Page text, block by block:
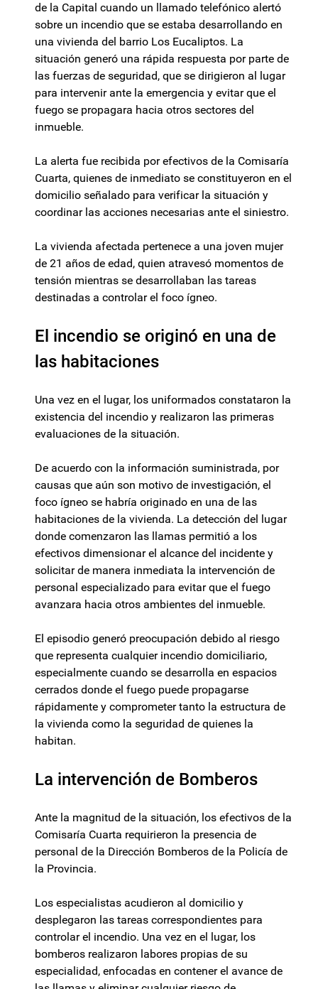
de la Capital cuando un llamado telefónico alertó
sobre un incendio que se estaba desarrollando en
una vivienda del barrio Los Eucaliptos. La
situación generó una rápida respuesta por parte de
las fuerzas de seguridad, que se dirigieron al lugar
para intervenir ante la emergencia y evitar que el
fuego se propagara hacia otros sectores del
inmueble.
La alerta fue recibida por efectivos de la Comisaría
Cuarta, quienes de inmediato se constituyeron en el
domicilio señalado para verificar la situación y
coordinar las acciones necesarias ante el siniestro.
La vivienda afectada pertenece a una joven mujer
de 21 años de edad, quien atravesó momentos de
tensión mientras se desarrollaban las tareas
destinadas a controlar el foco ígneo.
El incendio se originó en una de
las habitaciones
Una vez en el lugar, los uniformados constataron la
existencia del incendio y realizaron las primeras
evaluaciones de la situación.
De acuerdo con la información suministrada, por
causas que aún son motivo de investigación, el
foco ígneo se habría originado en una de las
habitaciones de la vivienda. La detección del lugar
donde comenzaron las llamas permitió a los
efectivos dimensionar el alcance del incidente y
solicitar de manera inmediata la intervención de
personal especializado para evitar que el fuego
avanzara hacia otros ambientes del inmueble.
El episodio generó preocupación debido al riesgo
que representa cualquier incendio domiciliario,
especialmente cuando se desarrolla en espacios
cerrados donde el fuego puede propagarse
rápidamente y comprometer tanto la estructura de
la vivienda como la seguridad de quienes la
habitan.
La intervención de Bomberos
Ante la magnitud de la situación, los efectivos de la
Comisaría Cuarta requirieron la presencia de
personal de la Dirección Bomberos de la Policía de
la Provincia.
Los especialistas acudieron al domicilio y
desplegaron las tareas correspondientes para
controlar el incendio. Una vez en el lugar, los
bomberos realizaron labores propias de su
especialidad, enfocadas en contener el avance de